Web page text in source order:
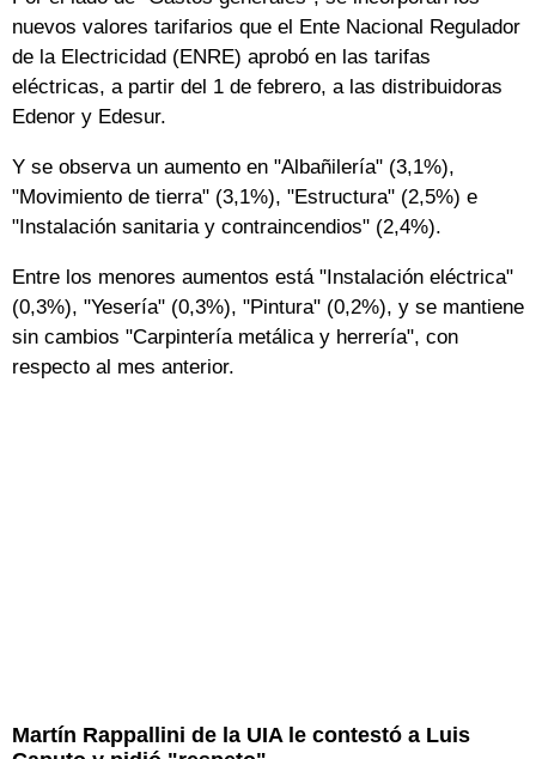
nuevos valores tarifarios que el Ente Nacional Regulador
de la Electricidad (ENRE) aprobó en las tarifas
eléctricas, a partir del 1 de febrero, a las distribuidoras
Edenor y Edesur.
Y se observa un aumento en "Albañilería" (3,1%),
"Movimiento de tierra" (3,1%), "Estructura" (2,5%) e
"Instalación sanitaria y contraincendios" (2,4%).
Entre los menores aumentos está "Instalación eléctrica"
(0,3%), "Yesería" (0,3%), "Pintura" (0,2%), y se mantiene
sin cambios "Carpintería metálica y herrería", con
respecto al mes anterior.
Martín Rappallini de la UIA le contestó a Luis